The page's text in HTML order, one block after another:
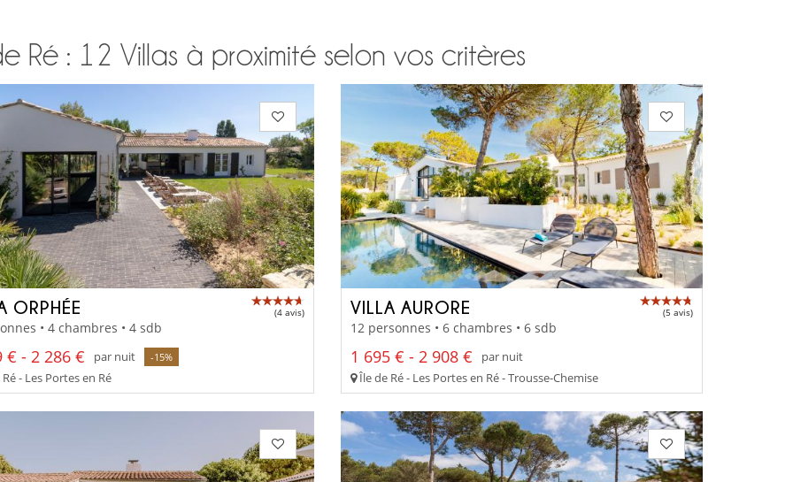
Ré : 12 Villas à proximité selon vos critères
ORPHÉE (4 avis)
• 4 chambres • 4 sdb
€ - 2 286 € par nuit -15%
- Les Portes en Ré
VILLA AURORE (5 avis)
12 personnes • 6 chambres • 6 sdb
1 695 € - 2 908 €
par nuit
Île de Ré - Les Portes en Ré - Trousse-Chemise